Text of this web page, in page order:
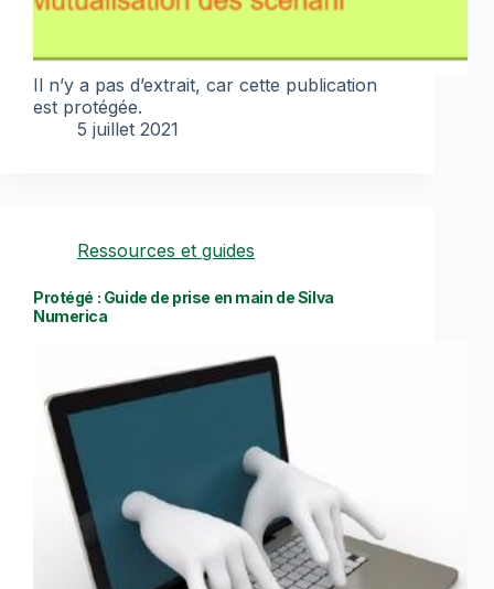
Il n’y a pas d’extrait, car cette publication
est protégée.
5 juillet 2021
Ressources et guides
Protégé : Guide de prise en main de Silva
Numerica